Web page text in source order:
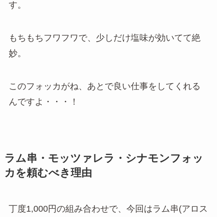
す。
もちもちフワフワで、少しだけ塩味が効いてて絶
妙。
このフォッカがね、あとで良い仕事をしてくれる
んですよ・・・！
ラム串・モッツァレラ・シナモンフォッ
カを頼むべき理由
丁度1,000円の組み合わせで、今回はラム串(アロス